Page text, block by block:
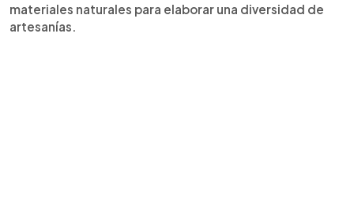
materiales naturales para elaborar una diversidad de
artesanías.